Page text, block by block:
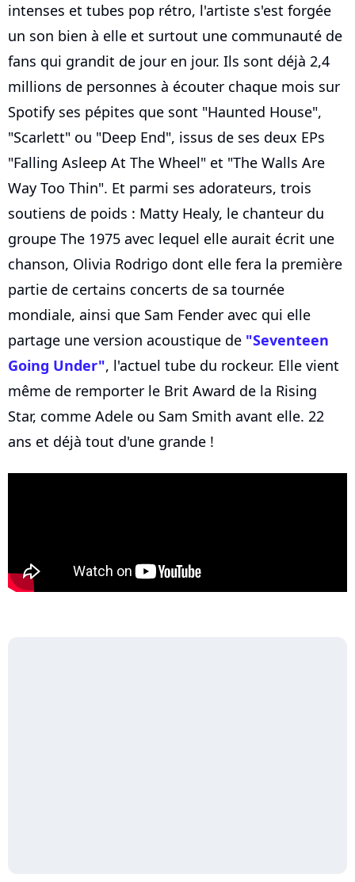
intenses et tubes pop rétro, l'artiste s'est forgée
un son bien à elle et surtout une communauté de
fans qui grandit de jour en jour. Ils sont déjà 2,4
millions de personnes à écouter chaque mois sur
Spotify ses pépites que sont "Haunted House",
"Scarlett" ou "Deep End", issus de ses deux EPs
"Falling Asleep At The Wheel" et "The Walls Are
Way Too Thin". Et parmi ses adorateurs, trois
soutiens de poids : Matty Healy, le chanteur du
groupe The 1975 avec lequel elle aurait écrit une
chanson, Olivia Rodrigo dont elle fera la première
partie de certains concerts de sa tournée
mondiale, ainsi que Sam Fender avec qui elle
partage une version acoustique de "Seventeen
Going Under", l'actuel tube du rockeur. Elle vient
même de remporter le Brit Award de la Rising
Star, comme Adele ou Sam Smith avant elle. 22
ans et déjà tout d'une grande !